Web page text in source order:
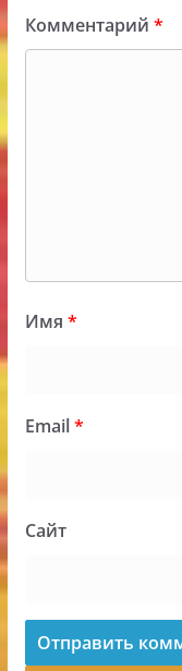
Комментарий *
Имя *
Email*
Сайт